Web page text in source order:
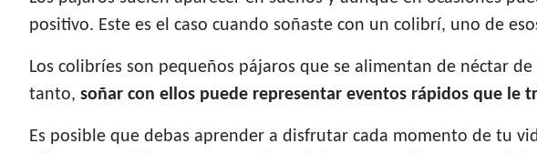
positivo. Este es el caso cuando soñaste con un colibrí, uno de
Los colibríes son pequeños pájaros que se alimentan de néctar
tanto, soñar con ellos puede representar eventos rápidos que le
Es posible que debas aprender a disfrutar cada momento de tu